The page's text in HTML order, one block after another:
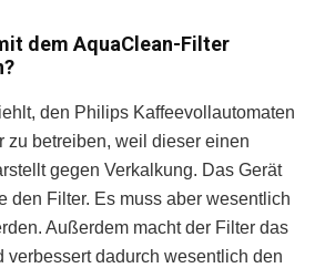
dem AquaClean-Filter
den Philips Kaffeevollautomaten
zu betreiben, weil dieser einen
gegen Verkalkung. Das Gerät
den Filter. Es muss aber wesentlich
Außerdem macht der Filter das
verbessert dadurch wesentlich den